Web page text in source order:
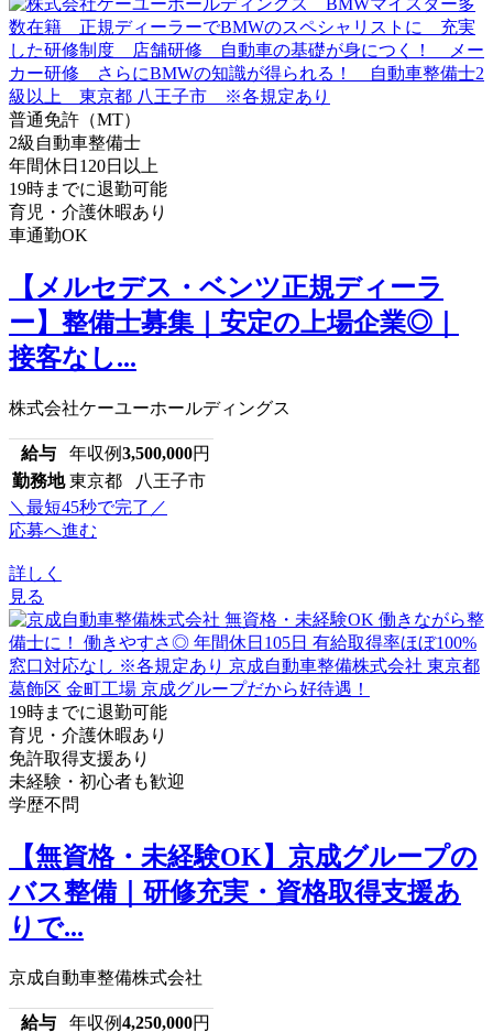
普通免許（MT）
2級自動車整備士
年間休日120日以上
19時までに退勤可能
育児・介護休暇あり
車通勤OK
【メルセデス・ベンツ正規ディーラ
ー】整備士募集｜安定の上場企業◎｜
接客なし...
株式会社ケーユーホールディングス
給与 年収例3,500,000円
勤務地 東京都 八王子市
＼最短45秒で完了／
応募へ進む
詳しく
見る
19時までに退勤可能
育児・介護休暇あり
免許取得支援あり
未経験・初心者も歓迎
学歴不問
【無資格・未経験OK】京成グループの
バス整備｜研修充実・資格取得支援あ
りで...
京成自動車整備株式会社
給与 年収例4,250,000円